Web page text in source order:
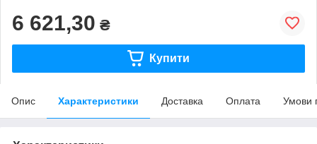
6 621,30 ₴
Купити
Опис Характеристики Доставка Оплата Умови